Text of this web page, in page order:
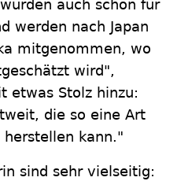
auch schon für
werden nach Japan
mitgenommen, wo
wird",
etwas Stolz hinzu:
die so eine Art
kann."
sind sehr vielseitig: